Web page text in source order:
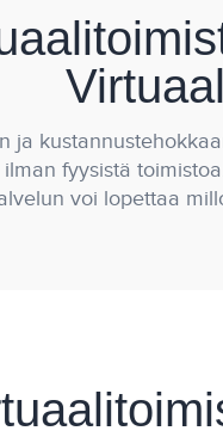
ja
fyysistä
voi lopettaa